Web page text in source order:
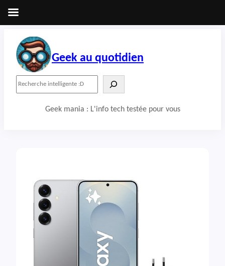
contenu
Geek au quotidien
Geek mania : L'info tech testée pour vous